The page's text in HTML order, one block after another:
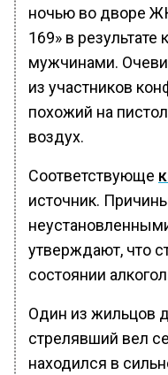
ночью во дворе
169» в
мужчинами.
из участников
похожий на
воздух.
Соответствующе
источник.
утверждают, что
состоянии
Один из жильцов
стрелявший вел
находился в